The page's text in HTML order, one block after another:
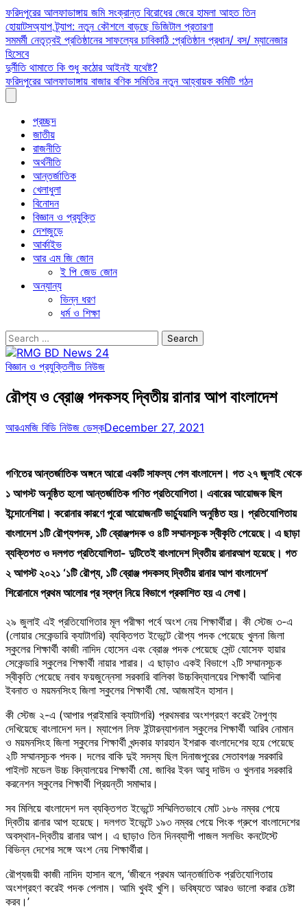
Skip
to
content
ফরিদপুরের আলফাডাঙ্গায় জমি সংক্রান্ত বিরোধের জেরে হামলা আহত তিন
হোয়াটসঅ্যাপ ট্র্যাপ: নতুন কৌশলে বাড়ছে ডিজিটাল প্রতারণা
সমমর্মী নেতৃত্বই প্রতিষ্ঠানের সাফল্যের চাবিকাঠি :প্রতিষ্ঠান প্রধান/ বস/ ম্যানেজার
হিসেবে
দুর্নীতি থামাতে কি শুধু কঠোর আইনই যথেষ্ট?
ফরিদপুরের আলফাডাঙ্গায় বাজার বণিক সমিতির নতুন আহ্বায়ক কমিটি গঠন
প্রচ্ছদ
জাতীয়
রাজনীতি
অর্থনীতি
আন্তর্জাতিক
খেলাধুলা
বিনোদন
বিজ্ঞান ও প্রযুক্তি
দেশজুড়ে
আর্কাইভ
আর এম জি জোন
ই পি জেড জোন
অন্যান্য
ভিন্ন ধরণ
ধর্ম ও শিক্ষা
Search
for:
বিজ্ঞান ও প্রযুক্তিলীড নিউজ
রৌপ্য ও ব্রোঞ্জ পদকসহ দ্বিতীয় রানার আপ বাংলাদেশ
আরএমজি বিডি নিউজ ডেস্কDecember 27, 2021
গণিতের আন্তর্জাতিক অঙ্গনে আরো একটি সাফল্য পেল বাংলাদেশ। গত ২৭ জুলাই থেকে
১ আগস্ট অনুষ্ঠিত হলো আন্তর্জাতিক গণিত প্রতিযোগিতা। এবারের আয়োজক ছিল
ইন্দোনেশিয়া। করোনার কারণে পুরো আয়োজনটি ভার্চ্যুয়ালি অনুষ্ঠিত হয়। প্রতিযোগিতায়
বাংলাদেশ ১টি রৌপ্যপদক, ১টি ব্রোঞ্জপদক ও ৪টি সম্মানসূচক স্বীকৃতি পেয়েছে। এ ছাড়া
ব্যক্তিগত ও দলগত প্রতিযোগিতা- দুটিতেই বাংলাদেশ দ্বিতীয় রানারআপ হয়েছে। গত
২ আগস্ট ২০২১ ‘১টি রৌপ্য, ১টি ব্রোঞ্জ পদকসহ দ্বিতীয় রানার আপ বাংলাদেশ’
শিরোনামে প্রথম আলোর প্র স্বপ্ন নিয়ে বিভাগে প্রকাশিত হয় এ লেখা।
২৯ জুলাই এই প্রতিযোগিতার মূল পরীক্ষা পর্বে অংশ নেয় শিক্ষার্থীরা। কী স্টেজ ৩-এ
(লোয়ার সেকেন্ডারি ক্যাটাগরি) ব্যক্তিগত ইভেন্টে রৌপ্য পদক পেয়েছে খুলনা জিলা
স্কুলের শিক্ষার্থী কাজী নাদিদ হোসেন এবং ব্রোঞ্জ পদক পেয়েছে সেন্ট যোসেফ হায়ার
সেকেন্ডারি স্কুলের শিক্ষার্থী নায়ার শারার। এ ছাড়াও একই বিভাগে ২টি সম্মানসূচক
স্বীকৃতি পেয়েছে নবাব ফয়জুন্নেসা সরকারি বালিকা উচ্চবিদ্যালয়ের শিক্ষার্থী আদিবা
ইবনাত ও ময়মনসিংহ জিলা স্কুলের শিক্ষার্থী মো. আজমাইন হাসান।
কী স্টেজ ২-এ (আপার প্রাইমারি ক্যাটাগরি) প্রথমবার অংশগ্রহণ করেই নৈপুণ্য
দেখিয়েছে বাংলাদেশ দল। ম্যাপেল লিফ ইন্টারন্যাশনাল স্কুলের শিক্ষার্থী আরিব নোমান
ও ময়মনসিংহ জিলা স্কুলের শিক্ষার্থী খন্দকার ফারহান ইশরাক বাংলাদেশের হয়ে পেয়েছে
২টি সম্মানসূচক পদক। দলের বাকি দুই সদস্য ছিল দিনাজপুরের সেতাবগঞ্জ সরকারি
পাইলট মডেল উচ্চ বিদ্যালয়ের শিক্ষার্থী মো. জাবির ইবন আবু দাউদ ও খুলনার সরকারি
করনেশন স্কুলের শিক্ষার্থী প্রিয়ন্তী সমাদ্দার।
সব মিলিয়ে বাংলাদেশ দল ব্যক্তিগত ইভেন্টে সম্মিলিতভাবে মোট ১৮৬ নম্বর পেয়ে
দ্বিতীয় রানার আপ হয়েছে। দলগত ইভেন্টে ১৯৩ নম্বর পেয়ে পিংক গ্রুপে বাংলাদেশের
অবস্থান-দ্বিতীয় রানার আপ। এ ছাড়াও তিন দিনব্যাপী পাজল সলভিং কনটেস্টে
বিভিন্ন দেশের সঙ্গে অংশ নেয় শিক্ষার্থীরা।
রৌপ্যজয়ী কাজী নাদিদ হাসান বলে, ‘জীবনে প্রথম আন্তর্জাতিক প্রতিযোগিতায়
অংশগ্রহণ করেই পদক পেলাম। আমি খুবই খুশি। ভবিষ্যতে আরও ভালো করার চেষ্টা
করব।’